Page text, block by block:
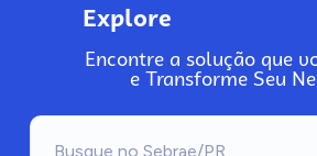
Explore
Encontre a solução que
e Transforme Seu